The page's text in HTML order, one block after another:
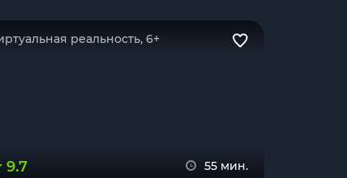
реальность, 6+
9.7 55 мин.